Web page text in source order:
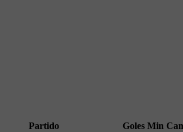
Partido Goles Min